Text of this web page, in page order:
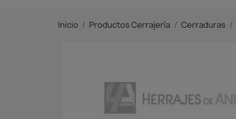
Inicio Productos Cerrajería Cerraduras